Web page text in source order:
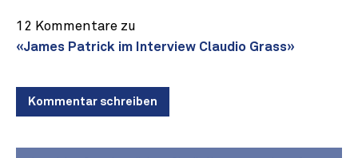
12 Kommentare zu
«James Patrick im Interview Claudio Grass»
Kommentar schreiben